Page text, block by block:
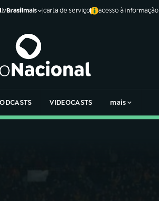
tvBrasilmais carta de serviço acesso à informação
VIDEOCASTS mais